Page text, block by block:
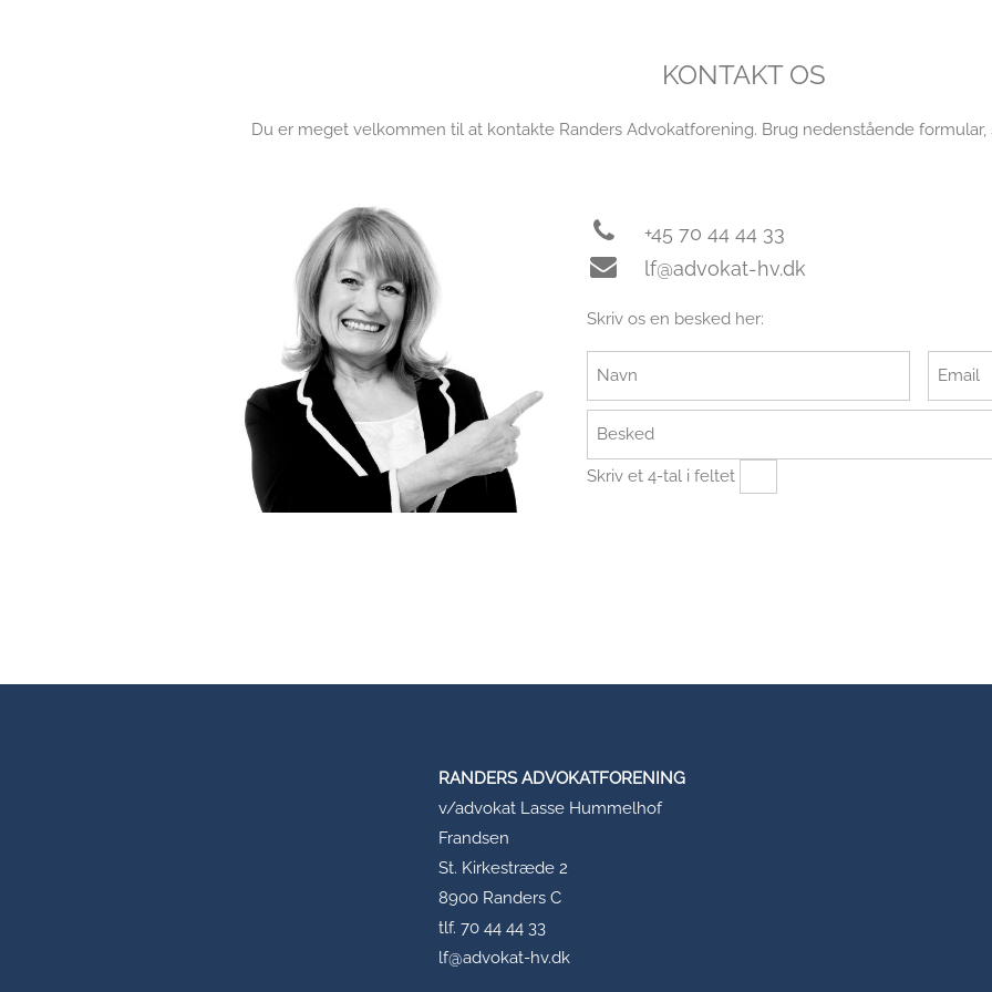
KONTAKT OS
Du er meget velkommen til at kontakte Randers Advokatforening. Brug nedenstående
+45 70 44 44 33
lf@advokat-hv.dk
Skriv os en besked her:
Skriv et 4-tal i feltet
RANDERS ADVOKATFORENING
v/advokat Lasse Hummelhof
Frandsen
St. Kirkestræde 2
8900 Randers C
tlf. 70 44 44 33
lf@advokat-hv.dk